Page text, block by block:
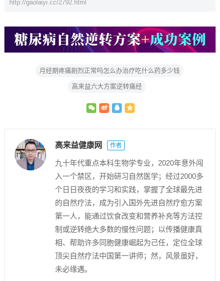
http://gaolaiyi.cc/2792.html
月经期疼痛剧烈正常吗怎么办治疗吃什么药多少钱
高来益六大方案逆转痛经
高来益健康网 作者
九十年代重点本科生物学专业，2020年意外闯
入一个禁区，开始研习自然医学；经过2000多
个日日夜夜的学习和实践，掌握了全球最先进
的自然疗法，成为引入国外先进自然疗愈方案
第一人，能通过饮食改变和营养补充等方法控
制或逆转绝大多数的慢性问题；以传播健康真
相、帮助许多同胞健康崛起为己任，定位全球
顶尖自然疗法中国第一讲师；然，风景虽好，
未必缘遇。